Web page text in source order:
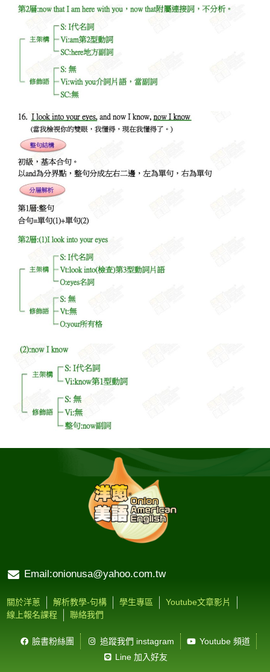
Email:onionusa@yahoo.com.tw
關於洋蔥 解析教學-句構 學生專區
Youtube文章影片
線上報名課程
聯絡我們
臉書粉絲團 追蹤我們 instagram
Youtube 頻道
Line 加入好友